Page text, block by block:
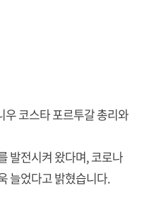
우 코스타 포르투갈 총리와
발전시켜 왔다며, 코로나
늘었다고 밝혔습니다.